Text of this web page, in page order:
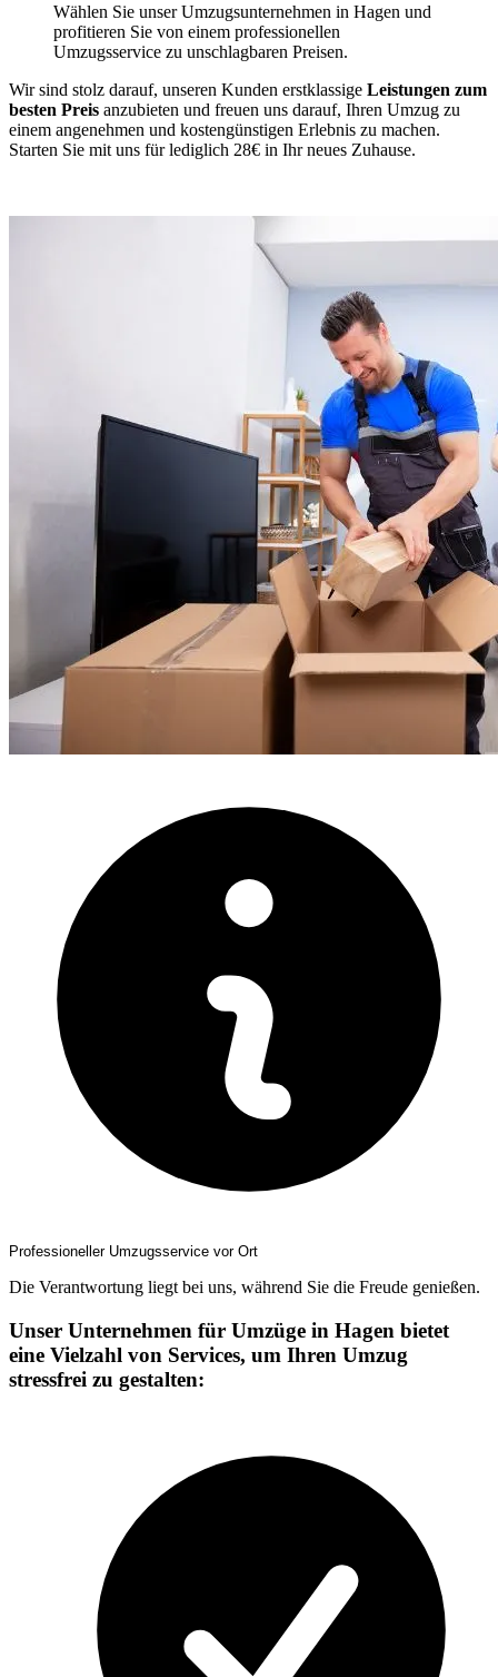
Wählen Sie unser Umzugsunternehmen in Hagen und
profitieren Sie von einem professionellen
Umzugsservice zu unschlagbaren Preisen.
Wir sind stolz darauf, unseren Kunden erstklassige Leistungen zum
besten Preis anzubieten und freuen uns darauf, Ihren Umzug zu
einem angenehmen und kostengünstigen Erlebnis zu machen.
Starten Sie mit uns für lediglich 28€ in Ihr neues Zuhause.
Professioneller Umzugsservice vor Ort
Die Verantwortung liegt bei uns, während Sie die Freude genießen.
Unser Unternehmen für Umzüge in Hagen bietet
eine Vielzahl von Services, um Ihren Umzug
stressfrei zu gestalten: